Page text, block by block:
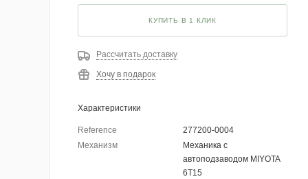
КУПИТЬ В 1 КЛИК
Рассчитать доставку
Хочу в подарок
Характеристики
Reference
277200-0004
Механизм
Механика с
автоподзаводом MIYOTA
6T15